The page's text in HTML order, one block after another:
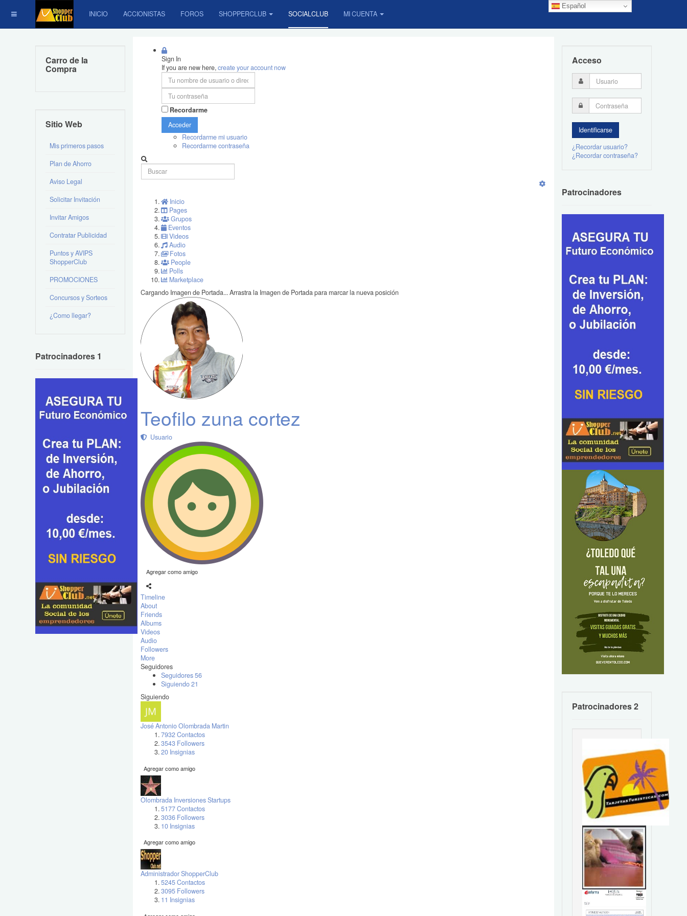
Español
INICIO ACCIONISTAS FOROS SHOPPERCLUB SOCIALCLUB MI CUENTA
Sign In
If you are new here,create your account now
Recordarme
Acceder
Recordarme mi usuario
Recordarme contraseña
Inicio
Pages
Grupos
Eventos
Videos
Audio
Fotos
People
Polls
Marketplace
Cargando Imagen de Portada...Arrastra la Imagen de Portada para marcar la nueva posición
Teofilo zuna cortez
Usuario
Agregar como amigo
Timeline
About
Friends
Albums
Videos
Audio
Followers
More
Seguidores
Seguidores56
Siguiendo21
Siguiendo
José Antonio Olombrada Martin
7932 Contactos
3543 Followers
20 Insignias
Agregar como amigo
Olombrada Inversiones Startups
5177 Contactos
3036 Followers
10 Insignias
Agregar como amigo
Administrador ShopperClub
5245 Contactos
3095 Followers
11 Insignias
Carro de la
Compra
Sitio Web
Mis primeros pasos
Plan de Ahorro
Aviso Legal
Solicitar Invitación
Invitar Amigos
Contratar Publicidad
Puntos y AVIPS
ShopperClub
PROMOCIONES
Concursos y Sorteos
¿Como llegar?
Patrocinadores 1
Acceso
¿Recordar usuario?
¿Recordar contraseña?
Patrocinadores
Patrocinadores 2